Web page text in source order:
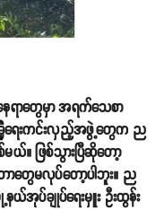
ရာတွေမှာ အရက်သေစာ
ရေးကင်းလှည့်အဖွဲ့တွေက ည
။ ဖြစ်သွားပြီဆိုတော့
ာတွေမလုပ်တော့ပါဘူး။ ည
အုပ်ချုပ်ရေးမှူး ဦးထွန်း